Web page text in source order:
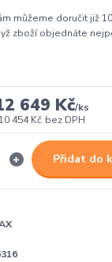
můžeme doručit již
zboží objednáte
649 Kč/ks
10 454 Kč bez DPH
Přidat do